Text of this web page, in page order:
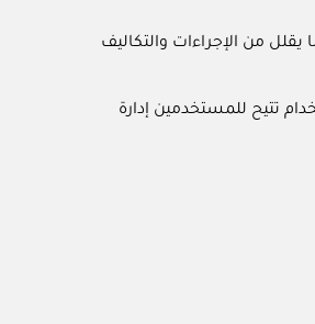
من الإجراءات والتكاليف
تتيح للمستخدمين إدارة